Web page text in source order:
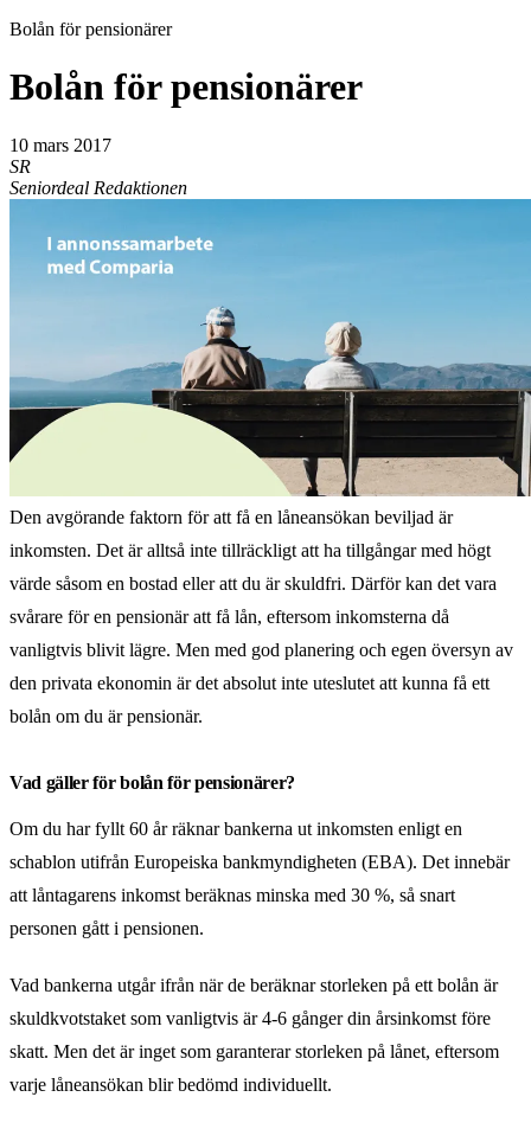
Bolån för pensionärer
Bolån för pensionärer
10 mars 2017
SR
Seniordeal Redaktionen
Den avgörande faktorn för att få en låneansökan beviljad är
inkomsten. Det är alltså inte tillräckligt att ha tillgångar med högt
värde såsom en bostad eller att du är skuldfri. Därför kan det vara
svårare för en pensionär att få lån, eftersom inkomsterna då
vanligtvis blivit lägre. Men med god planering och egen översyn av
den privata ekonomin är det absolut inte uteslutet att kunna få ett
bolån om du är pensionär.
Vad gäller för bolån för pensionärer?
Om du har fyllt 60 år räknar bankerna ut inkomsten enligt en
schablon utifrån Europeiska bankmyndigheten (EBA). Det innebär
att låntagarens inkomst beräknas minska med 30 %, så snart
personen gått i pensionen.
Vad bankerna utgår ifrån när de beräknar storleken på ett bolån är
skuldkvotstaket som vanligtvis är 4-6 gånger din årsinkomst före
skatt. Men det är inget som garanterar storleken på lånet, eftersom
varje låneansökan blir bedömd individuellt.